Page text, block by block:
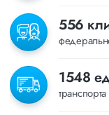
556
1548